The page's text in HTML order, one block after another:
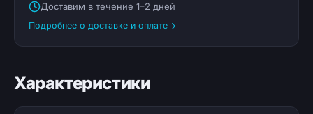
Доставим в течение 1–2 дней
Подробнее о доставке и оплате
Характеристики